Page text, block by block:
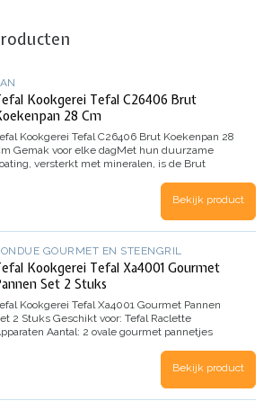
Kookgerei Tefal C26406 Brut
28 Cm
Kookgerei Tefal C26406 Brut Koekenpan 28
Gemak voor elke dagMet hun duurzame
versterkt met mineralen, is de Brut
coating is extra bestand tegen krassen en gaat
Bekijk product
GOURMET EN STEENGRIL
Kookgerei Tefal Xa4001 Gourmet
Set 2 Stuks
Kookgerei Tefal Xa4001 Gourmet Pannen
2 Stuks Geschikt voor: Tefal Raclette
Aantal: 2 ovale gourmet pannetjes
Bekijk product